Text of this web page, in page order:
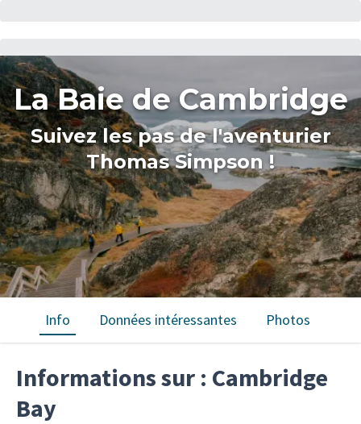
La Baie de Cambridge
Suivez les pas de l'aventurier
Thomas Simpson !
Info Données intéressantes Photos
Informations sur : Cambridge
Bay